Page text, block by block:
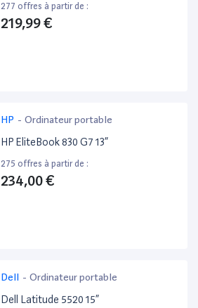
277 offres à partir de :
219,99 €
HP - Ordinateur portable
HP EliteBook 830 G7 13”
275 offres à partir de :
234,00 €
Dell - Ordinateur portable
Dell Latitude 5520 15”